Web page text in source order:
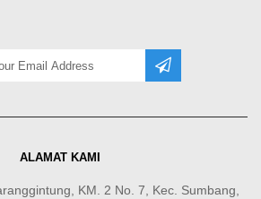
ALAMAT KAMI
KM. 2 No. 7, Kec. Sumbang,